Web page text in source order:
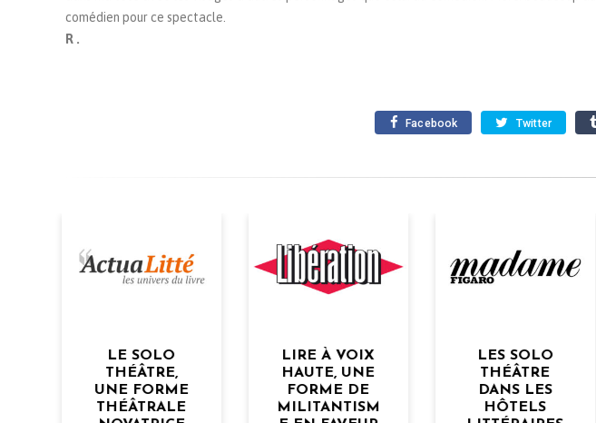
comédien pour ce spectacle.
R .
Facebook Twitter
LIRE À VOIX
HAUTE, UNE
FORME DE
MILITANTISM
LES SOLO
THÉÂTRE
DANS LES
HÔTELS
L’OBJECTIU
DE LES
ACTUACIONS
ÉS